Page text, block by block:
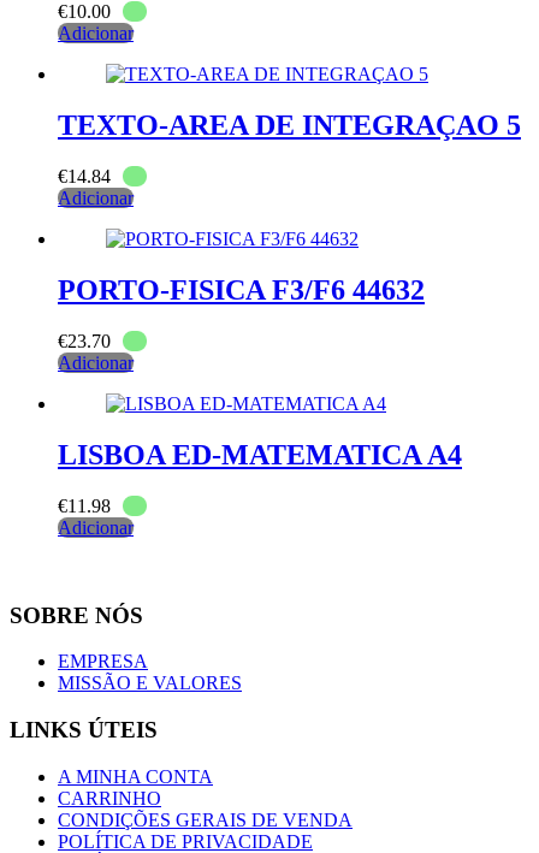
€10.00
Adicionar
TEXTO-AREA DE INTEGRAÇAO 5
€14.84
Adicionar
PORTO-FISICA F3/F6 44632
€23.70
Adicionar
LISBOA ED-MATEMATICA A4
€11.98
Adicionar
SOBRE NÓS
EMPRESA
MISSÃO E VALORES
LINKS ÚTEIS
A MINHA CONTA
CARRINHO
CONDIÇÕES GERAIS DE VENDA
POLÍTICA DE PRIVACIDADE